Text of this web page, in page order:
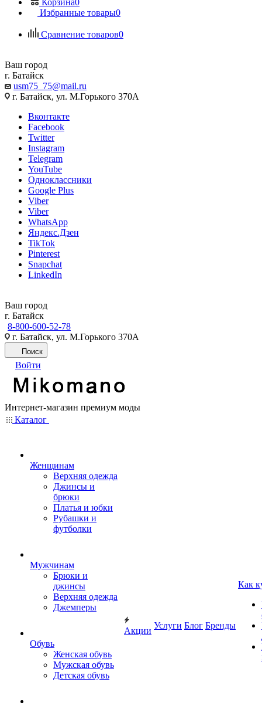
Корзина0
Избранные товары0
Сравнение товаров0
Ваш город
г. Батайск
usm75_75@mail.ru
г. Батайск, ул. М.Горького 370А
Вконтакте
Facebook
Twitter
Instagram
Telegram
YouTube
Одноклассники
Google Plus
Viber
Viber
WhatsApp
Яндекс.Дзен
TikTok
Pinterest
Snapchat
LinkedIn
Ваш город
г. Батайск
8-800-600-52-78
г. Батайск, ул. М.Горького 370А
Поиск
Войти
Интернет-магазин премиум моды
Каталог
Женщинам
Верхняя одежда
Джинсы и
брюки
Платья и юбки
Рубашки и
футболки
Мужчинам
Брюки и
джинсы
Верхняя одежда
Джемперы
Обувь
Женская обувь
Мужская обувь
Детская обувь
Акции
Услуги Блог Бренды
Как